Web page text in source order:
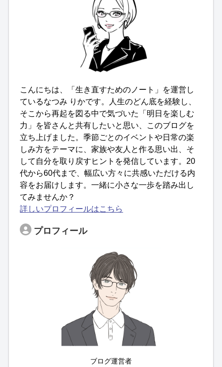
こんにちは、「生き直すためのノート」を運営し
ているなつみ りかです。人生のどん底を経験し、
そこから再起を図る中で気づいた「明日を楽しむ
力」を皆さんと共有したいと思い、このブログを
立ち上げました。季節ごとのイベントや日常の楽
しみ方をテーマに、家族や友人と作る思い出、そ
して自分を取り戻すヒントを発信しています。20
代から60代まで、幅広い方々に共感いただける内
容をお届けします。一緒に小さな一歩を踏み出し
てみませんか？
詳しいプロフィールはこちら
プロフィール
ブログ運営者